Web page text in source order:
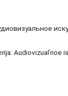
Audiovizualʹnoe